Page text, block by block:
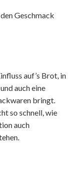
Geschmack
auf’s Brot, in
auch eine
bringt.
so schnell, wie
auch